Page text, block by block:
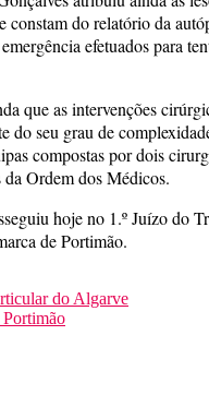
constam do relatório da
efetuados para
que as intervenções
do seu grau de
compostas por dois
da Ordem dos Médicos.
hoje no 1.º Juízo do
de Portimão.
do Algarve